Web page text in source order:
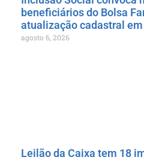
beneficiários do Bolsa
atualização cadastral
agosto 6, 2026
Leilão da Caixa tem 18